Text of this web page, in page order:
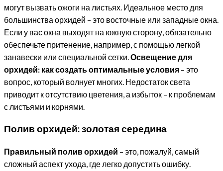
могут вызвать ожоги на листьях. Идеальное место для
большинства орхидей – это восточные или западные окна.
Если у вас окна выходят на южную сторону, обязательно
обеспечьте притенение, например, с помощью легкой
занавески или специальной сетки. Освещение для
орхидей: как создать оптимальные условия – это
вопрос, который волнует многих. Недостаток света
приводит к отсутствию цветения, а избыток – к проблемам
с листьями и корнями.
Полив орхидей: золотая середина
Правильный полив орхидей – это, пожалуй, самый
сложный аспект ухода, где легко допустить ошибку.